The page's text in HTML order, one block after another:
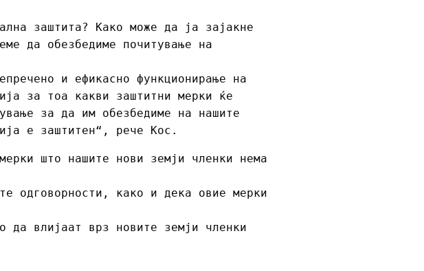
заштита? Како може да ја зајакне
да обезбедиме почитување на
и ефикасно функционирање на
за тоа какви заштитни мерки ќе
за да им обезбедиме на нашите
е заштитен“, рече Кос.
што нашите нови земји членки нема
одговорности, како и дека овие мерки
да влијаат врз новите земји членки